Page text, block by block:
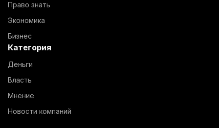
Право знать
Экономика
Бизнес
Категория
Деньги
Власть
Мнение
Новости компаний